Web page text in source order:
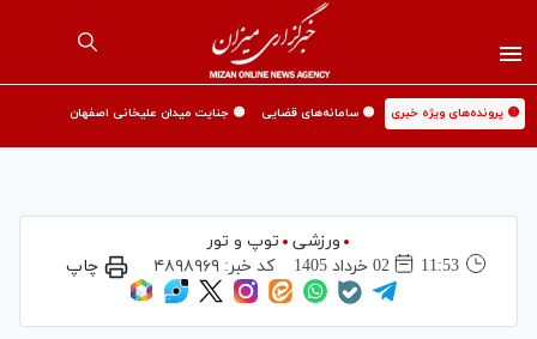
🟡 پرونده‌های ویژه خبری 🟡 سامانه‌های قضایی 🟡 جنایت میدان علیخانی اصفهان
ورزشی
توپ و تور
11:53
02 خرداد 1405 کد خبر: ۴۸۹۸۹۶۹ چاپ